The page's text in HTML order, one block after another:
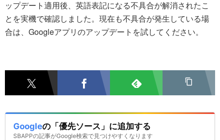
ップデート適用後、英語表記になる不具合が解消されたこ
とを実機で確認しました。現在も不具合が発生している場
合は、Googleアプリのアップデートを試してください。
Googleの「優先ソース」に追加する
SBAPPの記事がGoogle検索で見つけやすくなります